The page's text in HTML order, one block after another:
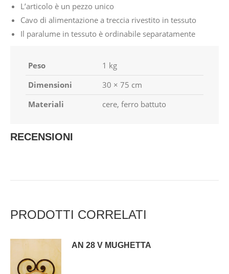
L’articolo è un pezzo unico
Cavo di alimentazione a treccia rivestito in tessuto
Il paralume in tessuto è ordinabile separatamente
Peso
1 kg
Dimensioni
30 × 75 cm
Materiali
cere, ferro battuto
RECENSIONI
PRODOTTI CORRELATI
AN 28 V MUGHETTA